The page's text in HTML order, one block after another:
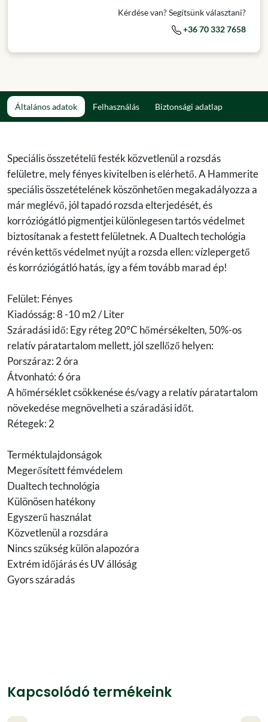
Kérdése van? Segítsünk választani?
+36 70 332 7658
Általános adatok Felhasználás Biztonsági adatlap
Speciális összetételű festék közvetlenül a rozsdás
felületre, mely fényes kivitelben is elérhető. A Hammerite
speciális összetételének köszönhetően megakadályozza a
már meglévő, jól tapadó rozsda elterjedését, és
korróziógátló pigmentjei különlegesen tartós védelmet
biztosítanak a festett felületnek. A Dualtech techológia
révén kettős védelmet nyújt a rozsda ellen: vízlepergető
és korróziógátló hatás, így a fém tovább marad ép!
Felület: Fényes
Kiadósság: 8 -10 m2 / Liter
Száradási idő: Egy réteg 20°C hőmérsékelten, 50%-os
relatív páratartalom mellett, jól szellőző helyen:
Porszáraz: 2 óra
Átvonható: 6 óra
A hőmérséklet csökkenése és/vagy a relatív páratartalom
növekedése megnövelheti a száradási időt.
Rétegek: 2
Terméktulajdonságok
Megerősített fémvédelem
Dualtech technológia
Különösen hatékony
Egyszerű használat
Közvetlenül a rozsdára
Nincs szükség külön alapozóra
Extrém időjárás és UV állóság
Gyors száradás
Kapcsolódó termékeink